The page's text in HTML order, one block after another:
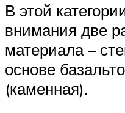
В этой
внимания две
материала –
основе
(каменная).